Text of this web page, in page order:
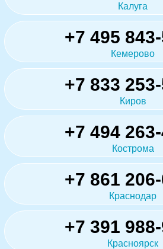
Калуга
+7 495
Кемерово
+7 833
Киров
+7 494
Кострома
+7 861
Краснодар
+7 391
Красноярск